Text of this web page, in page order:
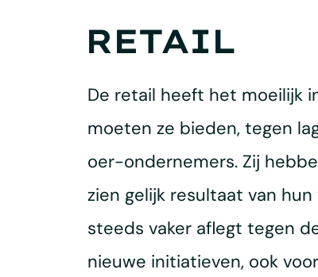
RETAIL
De retail heeft het moeilijk
moeten ze bieden, tegen
oer-ondernemers. Zij
zien gelijk resultaat van
steeds vaker aflegt tegen
nieuwe initiatieven, ook